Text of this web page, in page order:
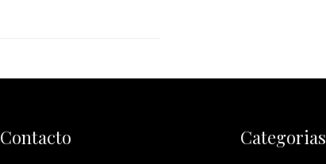
Contacto Categorias